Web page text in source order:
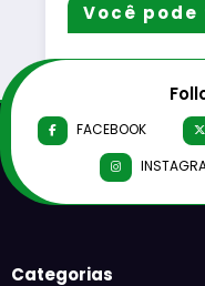
Você
FACEBOOK
Categorias